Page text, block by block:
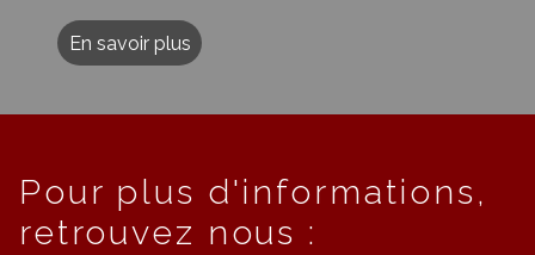
En savoir plus
Pour plus d'informations,
retrouvez nous :